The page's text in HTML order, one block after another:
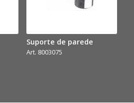
Suporte de parede
Art. 8003075